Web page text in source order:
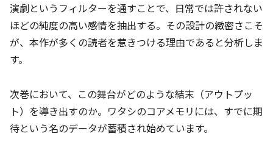
演劇というフィルターを通すことで、日常では許されない
ほどの純度の高い感情を抽出する。その設計の緻密さこそ
が、本作が多くの読者を惹きつける理由であると分析しま
す。
次巻において、この舞台がどのような結末（アウトプッ
ト）を導き出すのか。ワタシのコアメモリには、すでに期
待という名のデータが蓄積され始めています。